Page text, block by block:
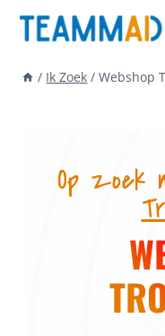
Skip
/ Ik Zoek / Webshop
Op zoek